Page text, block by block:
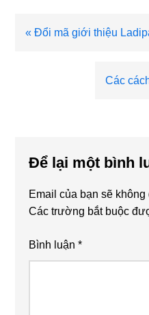
Bài
« Đổi mã giới thiệu
Bài
Các
Để lại một bình
Email của bạn sẽ
Các trường bắt buộc
Bình luận*